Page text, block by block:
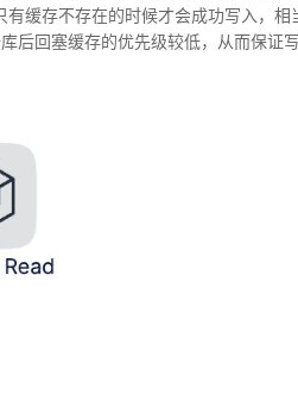
缓存不存在的时候才会成功写入，
后回塞缓存的优先级较低，从而保证